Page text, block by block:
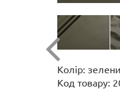
Колір:
Код товару: